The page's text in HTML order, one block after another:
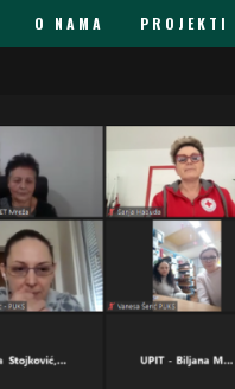
O NAMA PROJEKTI